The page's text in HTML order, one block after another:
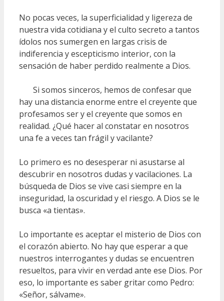
No pocas veces, la superficialidad y ligereza de
nuestra vida cotidiana y el culto secreto a tantos
ídolos nos sumergen en largas crisis de
indiferencia y escepticismo interior, con la
sensación de haber perdido realmente a Dios.
Si somos sinceros, hemos de confesar que
hay una distancia enorme entre el creyente que
profesamos ser y el creyente que somos en
realidad. ¿Qué hacer al constatar en nosotros
una fe a veces tan frágil y vacilante?
Lo primero es no desesperar ni asustarse al
descubrir en nosotros dudas y vacilaciones. La
búsqueda de Dios se vive casi siempre en la
inseguridad, la oscuridad y el riesgo. A Dios se le
busca «a tientas».
Lo importante es aceptar el misterio de Dios con
el corazón abierto. No hay que esperar a que
nuestros interrogantes y dudas se encuentren
resueltos, para vivir en verdad ante ese Dios. Por
eso, lo importante es saber gritar como Pedro:
«Señor, sálvame».